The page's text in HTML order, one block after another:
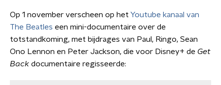
Op 1 november verscheen op het Youtube kanaal van
The Beatles een mini-documentaire over de
totstandkoming, met bijdrages van Paul, Ringo, Sean
Ono Lennon en Peter Jackson, die voor Disney+ de Get
Back documentaire regisseerde: